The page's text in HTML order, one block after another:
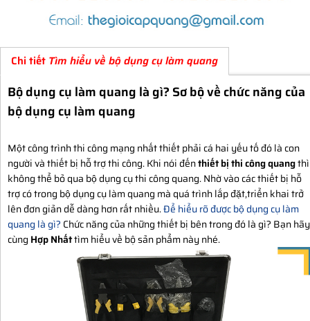
Chi tiết Tìm hiểu về bộ dụng cụ làm quang
Bộ dụng cụ làm quang là gì? Sơ bộ về chức năng của
bộ dụng cụ làm quang
Một công trình thi công mạng nhất thiết phải cá hai yếu tố đó là con
người và thiết bị hỗ trợ thi công. Khi nói đếnthiết bị thi công quangthì
không thể bỏ qua bộ dụng cụ thi công quang. Nhờ vào các thiết bị hỗ
trợ có trong bộ dụng cụ làm quang mà quá trình lắp đặt,triển khai trở
lên đơn giản dễ dàng hơn rất nhiều.Để hiểu rõ được bộ dụng cụ làm
quang là gì? Chức năng của những thiết bị bên trong đó là gì? Bạn hãy
cùng Hợp Nhấttìm hiểu về bộ sản phẩm này nhé.